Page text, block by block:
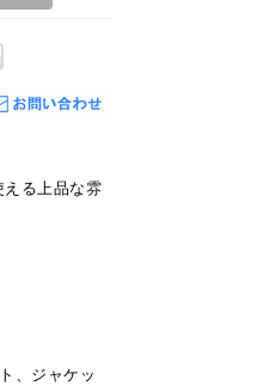
える上品な雰
、ジャケッ